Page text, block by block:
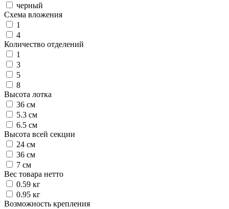
черный
Схема вложения
1
4
Количество отделений
1
3
5
8
Высота лотка
36 см
5.3 см
6.5 см
Высота всей секции
24 см
36 см
7 см
Вес товара нетто
0.59 кг
0.95 кг
Возможность крепления